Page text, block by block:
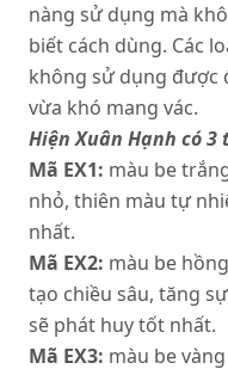
nàng sử dụng mà
biết cách dùng. Các
không sử dụng được
vừa khó mang vác.
Hiện Xuân Hạnh có 3
Mã EX1: màu be
nhỏ, thiên màu tự
nhất.
Mã EX2: màu be
tạo chiều sâu, tăng
sẽ phát huy tốt nhất.
Mã EX3: màu be